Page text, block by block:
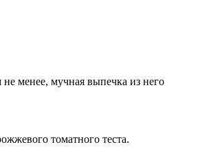
менее, мучная выпечка из него
томатного теста.